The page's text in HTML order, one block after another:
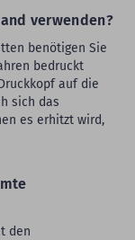
verwenden?
benötigen Sie
bedruckt
auf die
sich das
es erhitzt wird,
den